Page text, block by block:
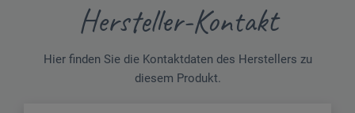
Hersteller-Kontakt
Hier finden Sie die Kontaktdaten des Herstellers zu
diesem Produkt.